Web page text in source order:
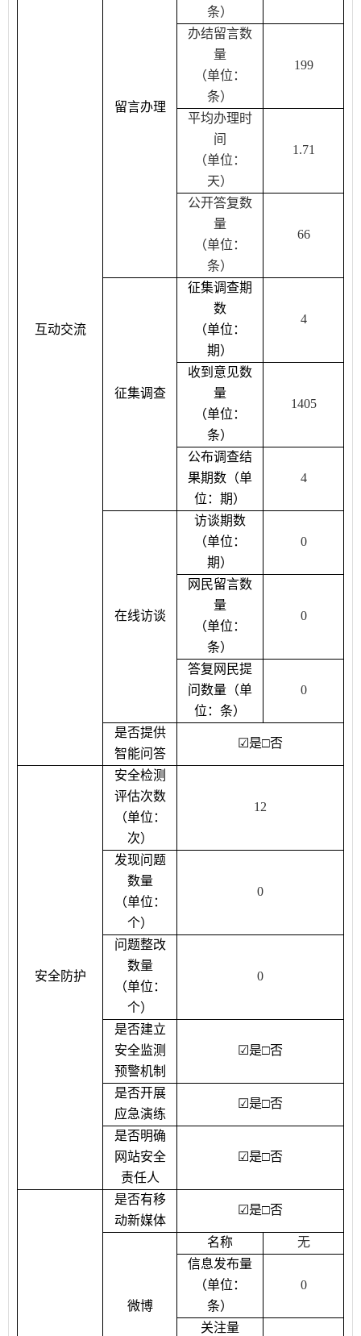
互动交流
留言办理
条）
办结留言数
量
（单位：
条）
199
平均办理时
间
（单位：
天）
1.71
公开答复数
量
（单位：
条）
66
征集调查
征集调查期
数
（单位：
期）
4
收到意见数
量
（单位：
条）
1405
公布调查结
果期数（单
位：期）
4
在线访谈
访谈期数
（单位：
期）
0
网民留言数
量
（单位：
条）
0
答复网民提
问数量（单
位：条）
0
是否提供
智能问答
☑是□否
安全防护
安全检测
评估次数
（单位：
次）
12
发现问题
数量
（单位：
个）
0
问题整改
数量
（单位：
个）
0
是否建立
安全监测
预警机制
☑是□否
是否开展
应急演练
☑是□否
是否明确
网站安全
责任人
☑是□否
是否有移
动新媒体
☑是□否
微博
名称
无
信息发布量
（单位：
条）
0
关注量